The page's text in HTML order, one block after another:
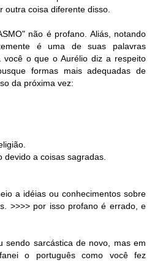
outra coisa diferente disso.
não é profano. Aliás, notando
é uma de suas palavras
você o que o Aurélio diz a respeito
formas mais adequadas de
da próxima vez:
devido a coisas sagradas.
a idéias ou conhecimentos sobre
>>>> por isso profano é errado, e
sendo sarcástica de novo, mas em
o português como você fez